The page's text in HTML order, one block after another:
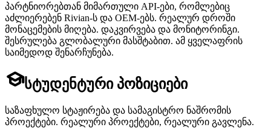
პარტნიორებთან მიმართული API-ები, რომლებიც
აძლიერებენ Rivian-ს და OEM-ებს. რეალურ დროში
მონაცემების მიღება. დაკვირვება და მონიტორინგი.
შესრულება გლობალური მასშტაბით. ამ ყველაფრის
საიმედოდ შენარჩუნება.
სტუდენტური პოზიციები
საზაფხულო სტაჟირება და სამაგისტრო ნაშრომის
პროექტები. რეალური პროექტები, რეალური გავლენა.